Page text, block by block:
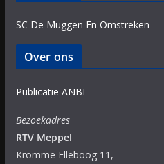
SC De Muggen En Omstreken
Over ons
Publicatie ANBI
Bezoekadres
RTV Meppel
Kromme Elleboog 11,